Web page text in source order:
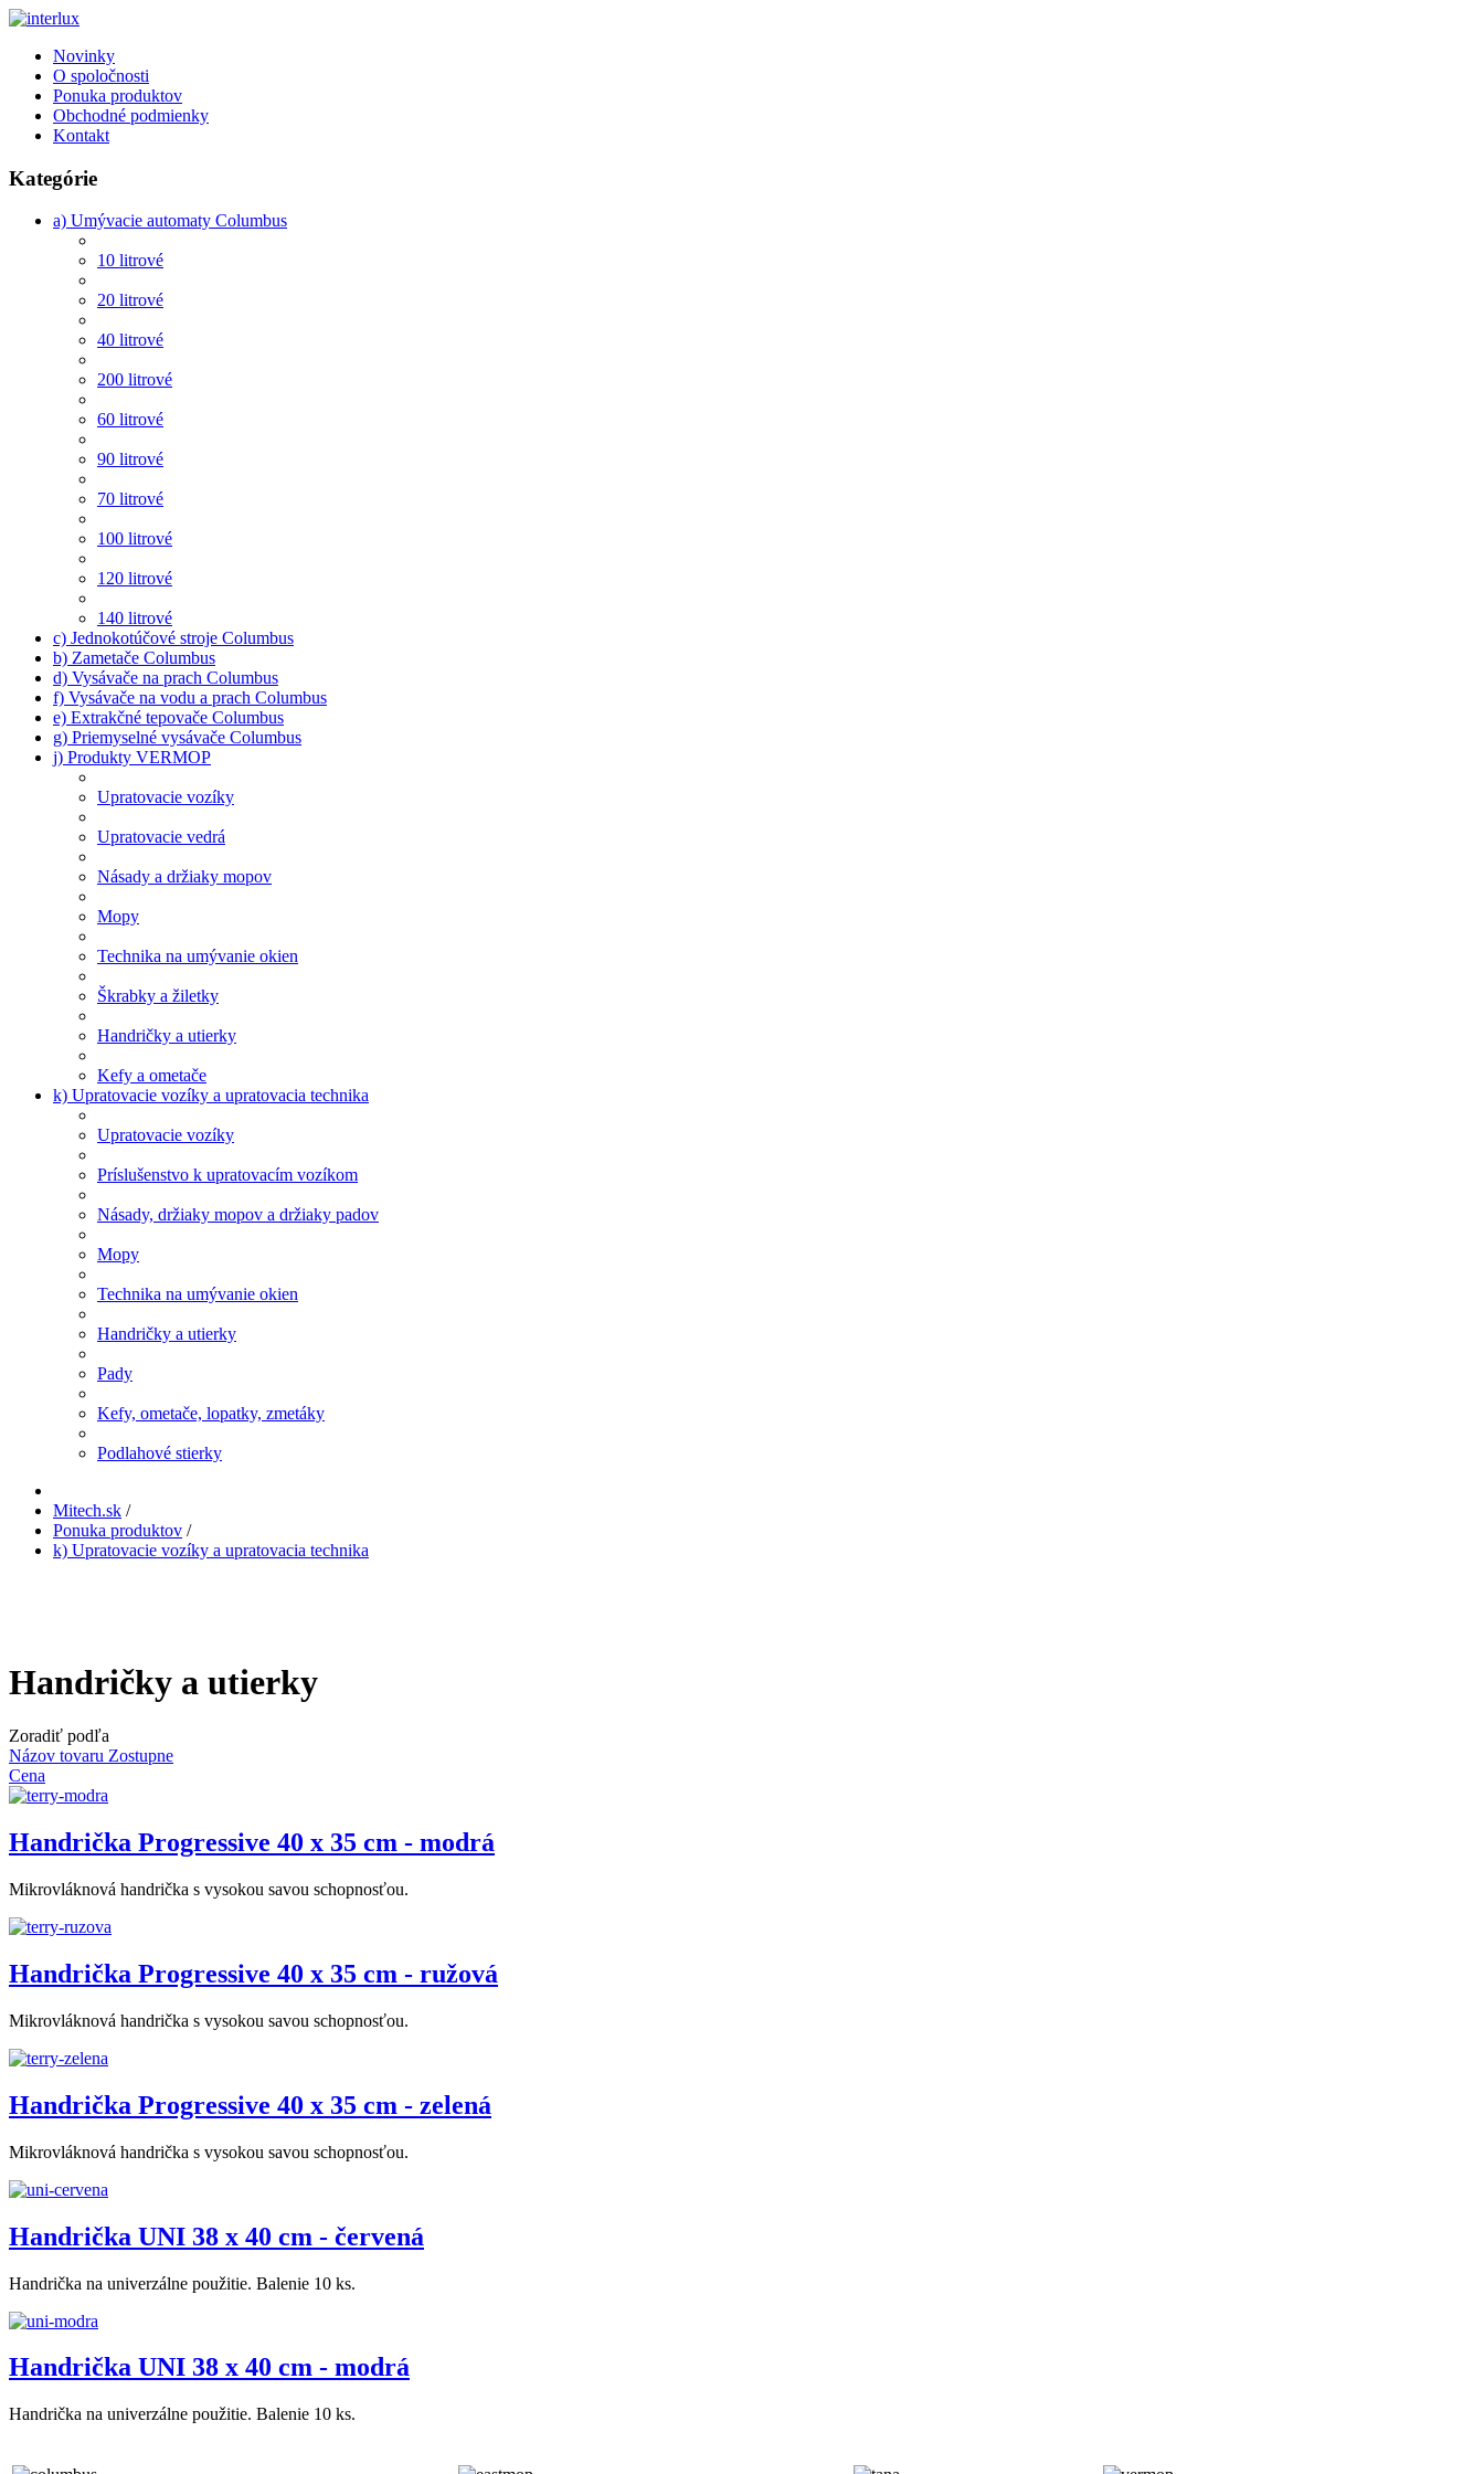
Novinky
O spoločnosti
Ponuka produktov
Obchodné podmienky
Kontakt
Kategórie
a) Umývacie automaty Columbus
10 litrové
20 litrové
40 litrové
200 litrové
60 litrové
90 litrové
70 litrové
100 litrové
120 litrové
140 litrové
c) Jednokotúčové stroje Columbus
b) Zametače Columbus
d) Vysávače na prach Columbus
f) Vysávače na vodu a prach Columbus
e) Extrakčné tepovače Columbus
g) Priemyselné vysávače Columbus
j) Produkty VERMOP
Upratovacie vozíky
Upratovacie vedrá
Násady a držiaky mopov
Mopy
Technika na umývanie okien
Škrabky a žiletky
Handričky a utierky
Kefy a ometače
k) Upratovacie vozíky a upratovacia technika
Upratovacie vozíky
Príslušenstvo k upratovacím vozíkom
Násady, držiaky mopov a držiaky padov
Mopy
Technika na umývanie okien
Handričky a utierky
Pady
Kefy, ometače, lopatky, zmetáky
Podlahové stierky
Mitech.sk /
Ponuka produktov /
k) Upratovacie vozíky a upratovacia technika
Handričky a utierky
Zoradiť podľa
Názov tovaru Zostupne
Cena
Handrička Progressive 40 x 35 cm - modrá
Mikrovláknová handrička s vysokou savou schopnosťou.
Handrička Progressive 40 x 35 cm - ružová
Mikrovláknová handrička s vysokou savou schopnosťou.
Handrička Progressive 40 x 35 cm - zelená
Mikrovláknová handrička s vysokou savou schopnosťou.
Handrička UNI 38 x 40 cm - červená
Handrička na univerzálne použitie. Balenie 10 ks.
Handrička UNI 38 x 40 cm - modrá
Handrička na univerzálne použitie. Balenie 10 ks.